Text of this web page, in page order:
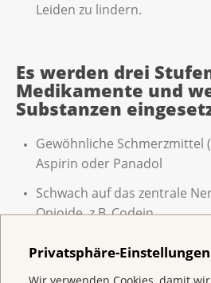
Privatsphäre-Einstellungen
Leiden zu lindern.
Es werden drei
Medikamente und
Substanzen
Gewöhnliche Schmerzmittel
Aspirin oder Panadol
Schwach auf das zentrale
Opioide, z.B. Codein